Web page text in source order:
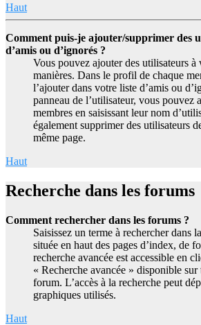
Haut
Comment puis-je ajouter/supprimer des
d’amis ou d’ignorés ?
Vous pouvez ajouter des utilisateurs à
manières. Dans le profil de chaque
l’ajouter dans votre liste d’amis ou
panneau de l’utilisateur, vous pouvez
membres en saisissant leur nom
également supprimer des utilisateurs
même page.
Haut
Recherche dans les forums
Comment rechercher dans les forums ?
Saisissez un terme à rechercher dans
située en haut des pages d’index, de
recherche avancée est accessible en
« Recherche avancée » disponible sur
forum. L’accès à la recherche peut
graphiques utilisés.
Haut